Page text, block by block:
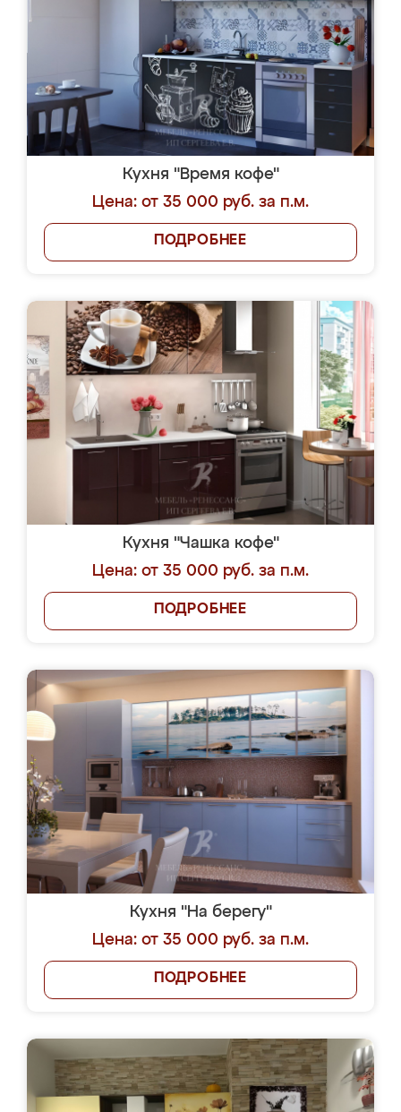
Кухня "Время кофе"
Цена: от 35 000 руб. за п.м.
ПОДРОБНЕЕ
Кухня "Чашка кофе"
Цена: от 35 000 руб. за п.м.
ПОДРОБНЕЕ
Кухня "На берегу"
Цена: от 35 000 руб. за п.м.
ПОДРОБНЕЕ